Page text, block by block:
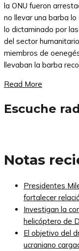
la ONU fueron
no llevar una barba
lo dictaminado por
del sector
miembros de
llevaban la barba
Read More
Escuche
Notas
Presidentes
fortalecer
Investigan la
helicóptero de
El objetivo del
ucraniano